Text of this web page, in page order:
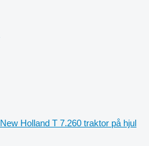
New Holland T 7.260 traktor på hjul